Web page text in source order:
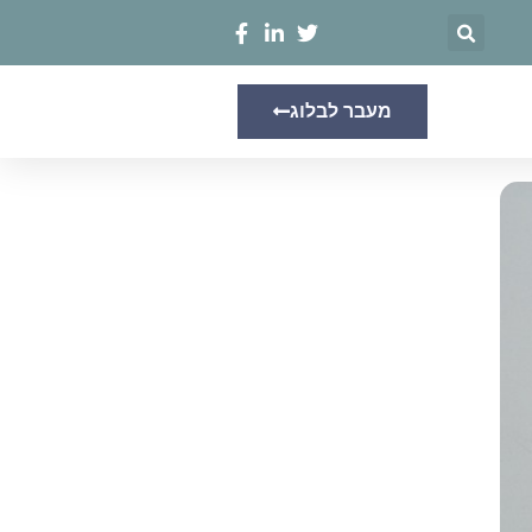
מעבר לבלוג